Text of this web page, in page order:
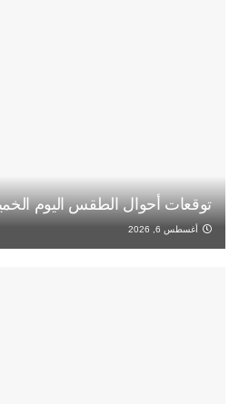
توقعات أحوال الطقس اليوم
أغسطس 6, 2026